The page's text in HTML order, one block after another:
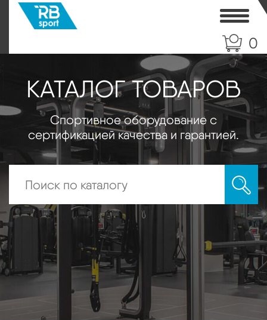
0
КАТАЛОГ ТОВАРОВ
Спортивное оборудование с
сертификацией качества и гарантией.